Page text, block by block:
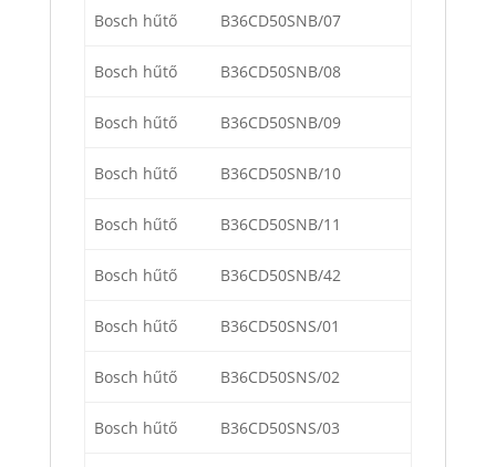
Bosch hűtő B36CD50SNB/07
Bosch hűtő B36CD50SNB/08
Bosch hűtő B36CD50SNB/09
Bosch hűtő B36CD50SNB/10
Bosch hűtő B36CD50SNB/11
Bosch hűtő B36CD50SNB/42
Bosch hűtő B36CD50SNS/01
Bosch hűtő B36CD50SNS/02
Bosch hűtő B36CD50SNS/03